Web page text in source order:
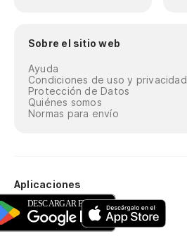
Sobre el sitio web
Ayuda
Condiciones de uso y privacidad
Protección de Datos
Quiénes somos
Normas para envío
Aplicaciones